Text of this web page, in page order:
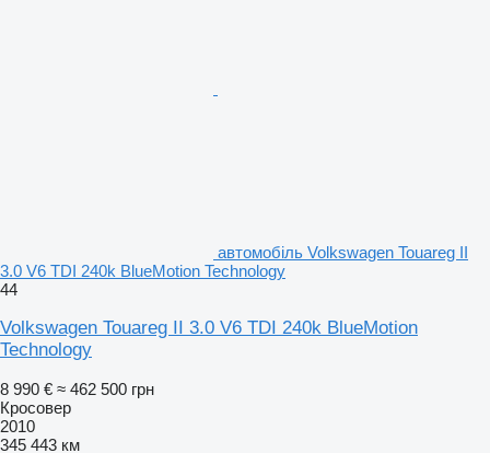
автомобіль Volkswagen Touareg II
3.0 V6 TDI 240k BlueMotion Technology
44
Volkswagen Touareg II 3.0 V6 TDI 240k BlueMotion
Technology
8 990 € ≈ 462 500 грн
Кросовер
2010
345 443 км